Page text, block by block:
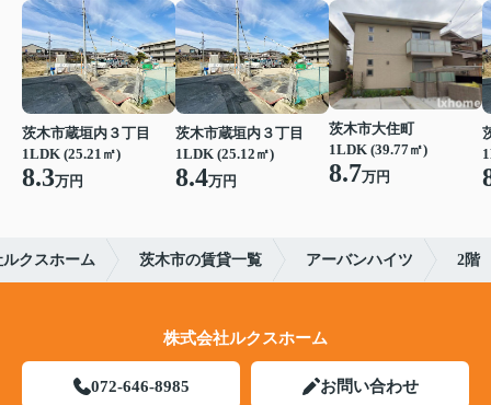
茨木市蔵垣内３丁目
1LDK (25.21㎡)
8.3万円
茨木市蔵垣内３丁目
1LDK (25.12㎡)
8.4万円
茨木市大住町
1LDK (39.77㎡)
8.7万円
クスホーム 茨木市の賃貸一覧 アーバンハイツ 2階
株式会社ルクスホーム
072-646-8985 お問い合わせ